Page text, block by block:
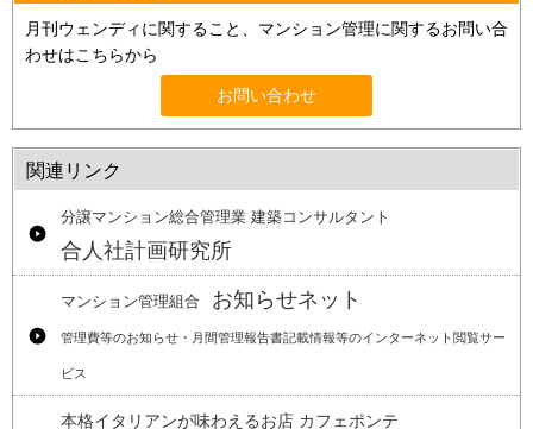
月刊ウェンディに関すること、マンション管理に関するお問い合
わせはこちらから
お問い合わせ
関連リンク
分譲マンション総合管理業 建築コンサルタント
合人社計画研究所
マンション管理組合 お知らせネット
管理費等のお知らせ・月間管理報告書記載情報等のインターネット閲覧サー
ビス
本格イタリアンが味わえるお店 カフェポンテ